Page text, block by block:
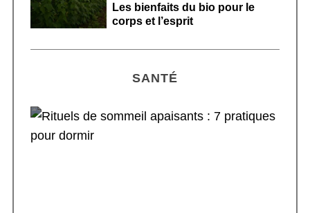
Les bienfaits du bio pour le
corps et l’esprit
SANTÉ